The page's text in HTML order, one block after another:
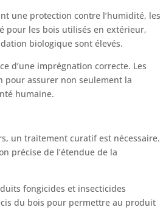
une protection contre l’humidité, les
pour les bois utilisés en extérieur,
biologique sont élevés.
d’une imprégnation correcte. Les
pour assurer non seulement la
humaine.
un traitement curatif est nécessaire.
précise de l’étendue de la
fongicides et insecticides
du bois pour permettre au produit